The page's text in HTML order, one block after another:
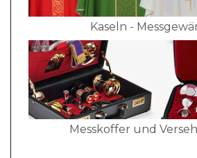
Kaseln -
Messkoffer und